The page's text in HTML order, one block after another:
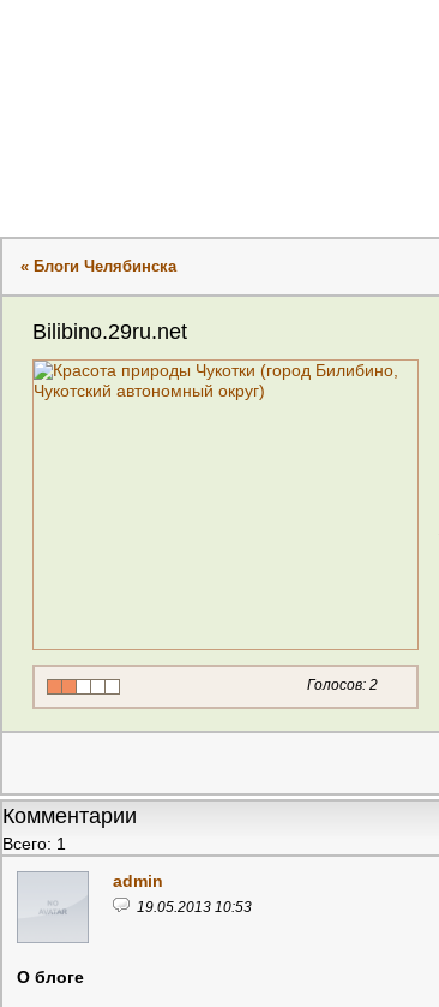
« Блоги Челябинска
Bilibino.29ru.net
Голосов: 2
Комментарии
Всего: 1
admin
19.05.2013 10:53
О блоге